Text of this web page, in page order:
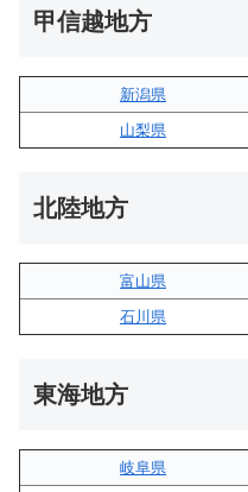
甲信越地方
新潟県
山梨県
北陸地方
富山県
石川県
東海地方
岐阜県